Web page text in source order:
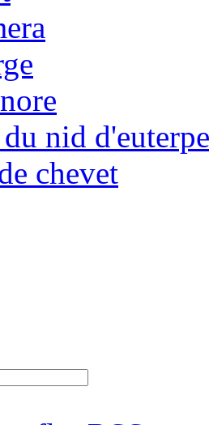
nid d'euterpe
chevet